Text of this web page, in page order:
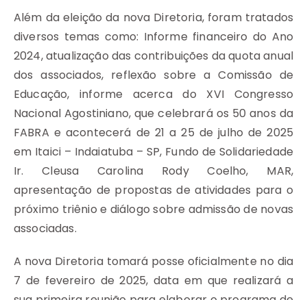
Além da eleição da nova Diretoria, foram tratados
diversos temas como: Informe financeiro do Ano
2024, atualização das contribuições da quota anual
dos associados, reflexão sobre a Comissão de
Educação, informe acerca do XVI Congresso
Nacional Agostiniano, que celebrará os 50 anos da
FABRA e acontecerá de 21 a 25 de julho de 2025
em Itaici – Indaiatuba – SP, Fundo de Solidariedade
Ir. Cleusa Carolina Rody Coelho, MAR,
apresentação de propostas de atividades para o
próximo triênio e diálogo sobre admissão de novas
associadas.
A nova Diretoria tomará posse oficialmente no dia
7 de fevereiro de 2025, data em que realizará a